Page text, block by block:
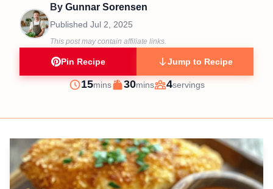
By Gunnar Sorensen
Published Jul 2, 2025
This post may contain affiliate links.
Pin Recipe Jump to Recipe
Prep
15minutes
mins
Cook
30minutes
mins
Servings
4servings